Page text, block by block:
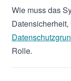
Wie muss das
Rolle.